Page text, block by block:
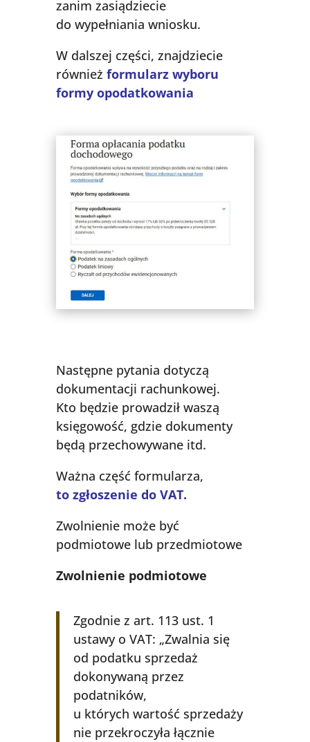
zanim zasiądziecie
do wypełniania wniosku.
W dalszej części, znajdziecie
również formularz wyboru
formy opodatkowania
Następne pytania dotyczą
dokumentacji rachunkowej.
Kto będzie prowadził waszą
księgowość, gdzie dokumenty
będą przechowywane itd.
Ważna część formularza,
to zgłoszenie do VAT.
Zwolnienie może być
podmiotowe lub przedmiotowe
Zwolnienie podmiotowe
Zgodnie z art. 113 ust. 1
ustawy o VAT: „Zwalnia się
od podatku sprzedaż
dokonywaną przez
podatników,
u których wartość sprzedaży
nie przekroczyła łącznie